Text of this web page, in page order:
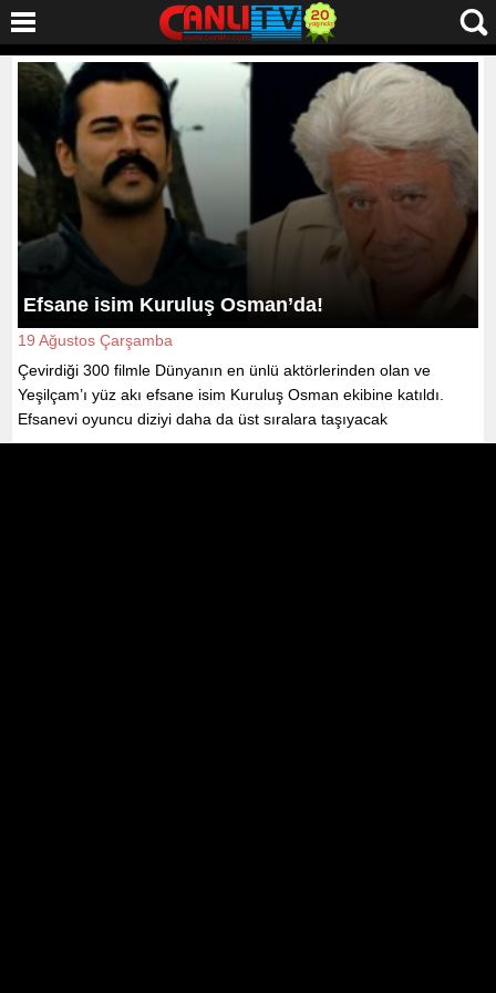
Efsane isim Kuruluş Osman’da!
19 Ağustos Çarşamba
Çevirdiği 300 filmle Dünyanın en ünlü aktörlerinden olan ve
Yeşilçam’ı yüz akı efsane isim Kuruluş Osman ekibine katıldı.
Efsanevi oyuncu diziyi daha da üst sıralara taşıyacak